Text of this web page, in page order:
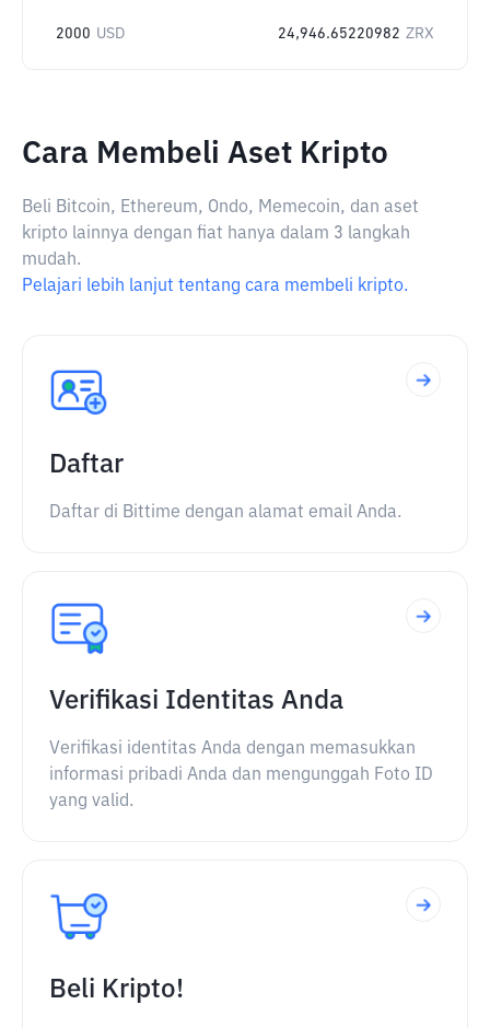
2000 USD 24,946.65220982 ZRX
Cara Membeli Aset Kripto
Beli Bitcoin, Ethereum, Ondo, Memecoin, dan aset
kripto lainnya dengan fiat hanya dalam 3 langkah
mudah.
Pelajari lebih lanjut tentang cara membeli kripto.
Daftar
Daftar di Bittime dengan alamat email Anda.
Verifikasi Identitas Anda
Verifikasi identitas Anda dengan memasukkan
informasi pribadi Anda dan mengunggah Foto ID
yang valid.
Beli Kripto!